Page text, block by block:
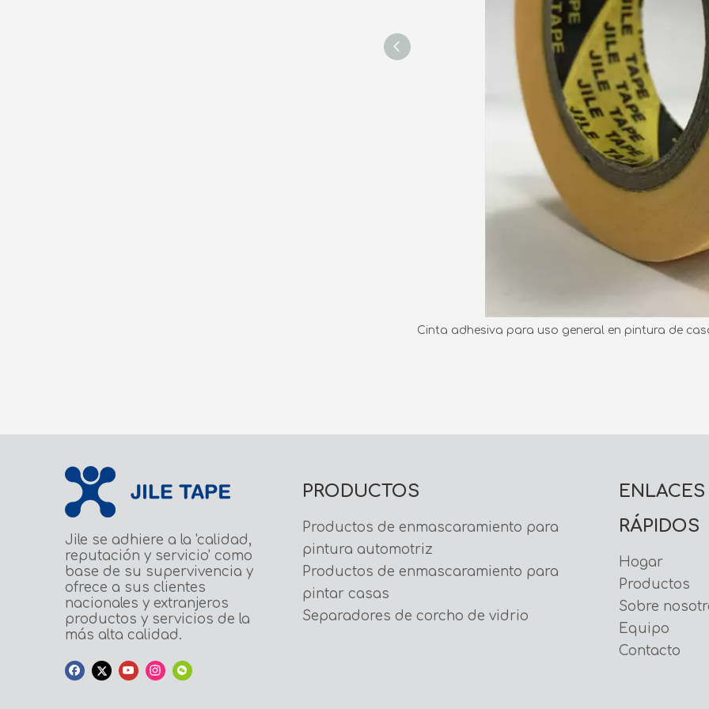
Cinta adhesiva para uso general en pintura de
Jile se adhiere a la 'calidad,
reputación y servicio' como
base de su supervivencia y
ofrece a sus clientes
nacionales y extranjeros
productos y servicios de la
más alta calidad.
PRODUCTOS
Productos de enmascaramiento para
pintura automotriz
Productos de enmascaramiento para
pintar casas
Separadores de corcho de vidrio
ENLACES
RÁPIDOS
Hogar
Productos
Sobre
Equipo
Contacto